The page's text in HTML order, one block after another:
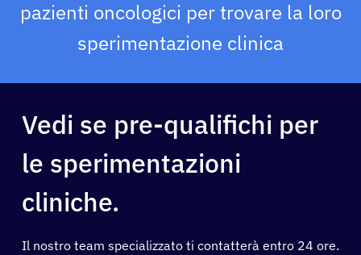
Chi siamo
Registrazione
Italiano
pazienti oncologici per trovare la loro
sperimentazione clinica
Vedi se pre-qualifichi per
le sperimentazioni
cliniche.
Il nostro team specializzato ti contatterà entro 24 ore.